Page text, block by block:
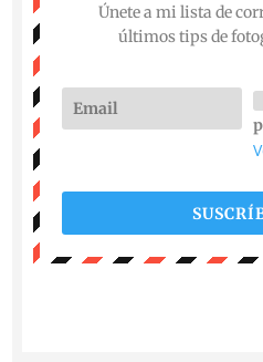
Únete a mi lista de
últimos tips de